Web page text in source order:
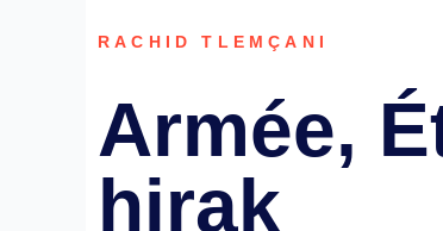
RACHID TLEMÇANI
Armée,
hirak